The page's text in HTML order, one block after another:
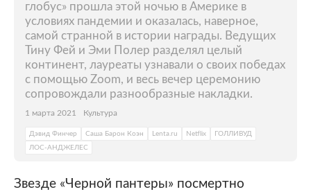
глобус» прошла этой ночью в Америке в
условиях пандемии и оказалась, наверное,
самой странной в истории награды. Ведущих
Тину Фей и Эми Полер разделял целый
континент, лауреаты узнавали о своих победах
с помощью Zoom, и весь вечер церемонию
сопровождали разнообразные накладки.
1 марта 2021 Культура
Дэвид Финчер Саша Барон Коэн Lenta.ru Netflix
ГОЛЛИВУД
ЛОС-АНДЖЕЛЕС
Звезде «Черной пантеры» посмертно